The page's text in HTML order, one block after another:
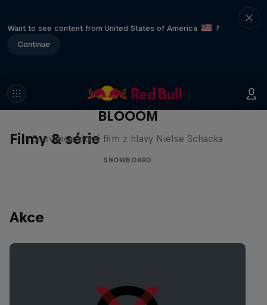
Want to see content from United States of America
?
Continue
Filmy & série
BLOOOM
Snowboardový film z hlavy Nielse Schacka
SNOWBOARD
Akce